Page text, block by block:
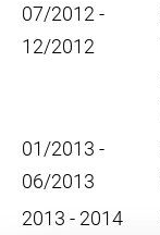
07/2012 -
12/2012
01/2013 -
06/2013
2013 - 2014